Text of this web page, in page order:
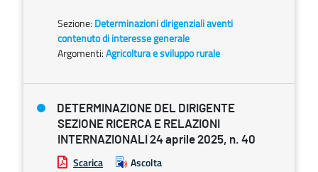
Sezione: Determinazioni dirigenziali aventi
contenuto di interesse generale
Argomenti:Agricoltura e sviluppo rurale
DETERMINAZIONE DEL DIRIGENTE
SEZIONE RICERCA E RELAZIONI
INTERNAZIONALI 24 aprile 2025, n. 40
Scarica Ascolta